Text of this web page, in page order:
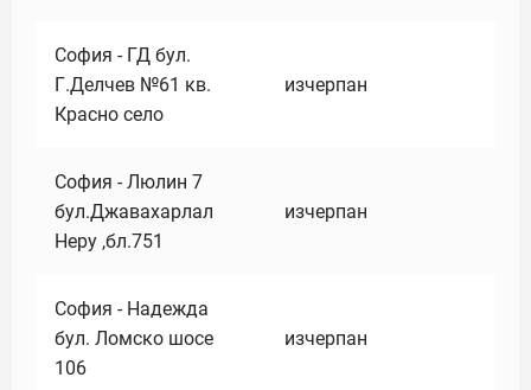
София - ГД бул.
Г.Делчев №61 кв.
Красно село
изчерпан
София - Люлин 7
бул.Джавахарлал
Неру ,бл.751
изчерпан
София - Надежда
бул. Ломско шосе
106
изчерпан